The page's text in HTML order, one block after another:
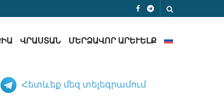
ՎՐԱՍՏԱՆ ՄԵՐՁԱՎՈՐ ԱՐԵՒԵԼՔ
Հետևեք մեզ տելեգրամում